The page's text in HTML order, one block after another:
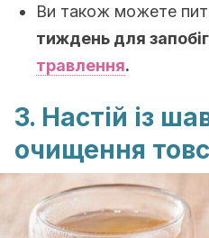
Ви також можете
тиждень для
травлення.
3. Настій із
очищення